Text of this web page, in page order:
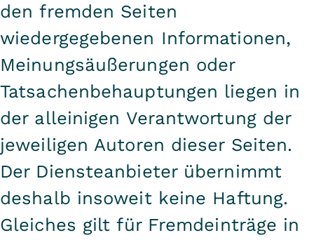
den fremden Seiten
wiedergegebenen Informationen,
Meinungsäußerungen oder
Tatsachenbehauptungen liegen in
der alleinigen Verantwortung der
jeweiligen Autoren dieser Seiten.
Der Diensteanbieter übernimmt
deshalb insoweit keine Haftung.
Gleiches gilt für Fremdeinträge in